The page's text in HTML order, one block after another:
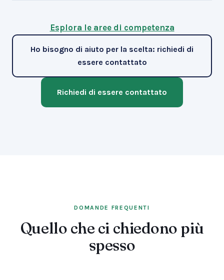
Esplora le aree di competenza
Ho bisogno di aiuto per la scelta: richiedi di
essere contattato
Richiedi di essere contattato
DOMANDE FREQUENTI
Quello che ci chiedono più
spesso